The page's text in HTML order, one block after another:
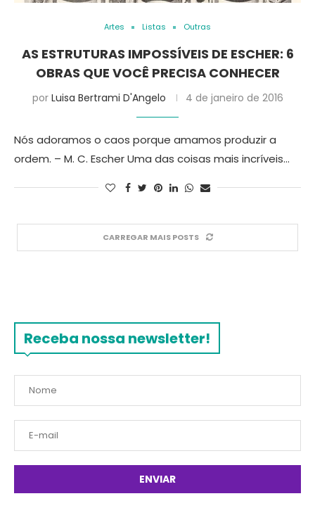
Artes Listas Outras
AS ESTRUTURAS IMPOSSÍVEIS DE ESCHER: 6
OBRAS QUE VOCÊ PRECISA CONHECER
por Luisa Bertrami D'Angelo 4 de janeiro de 2016
Nós adoramos o caos porque amamos produzir a
ordem. – M. C. Escher Uma das coisas mais incríveis…
CARREGAR MAIS POSTS
Receba nossa newsletter!